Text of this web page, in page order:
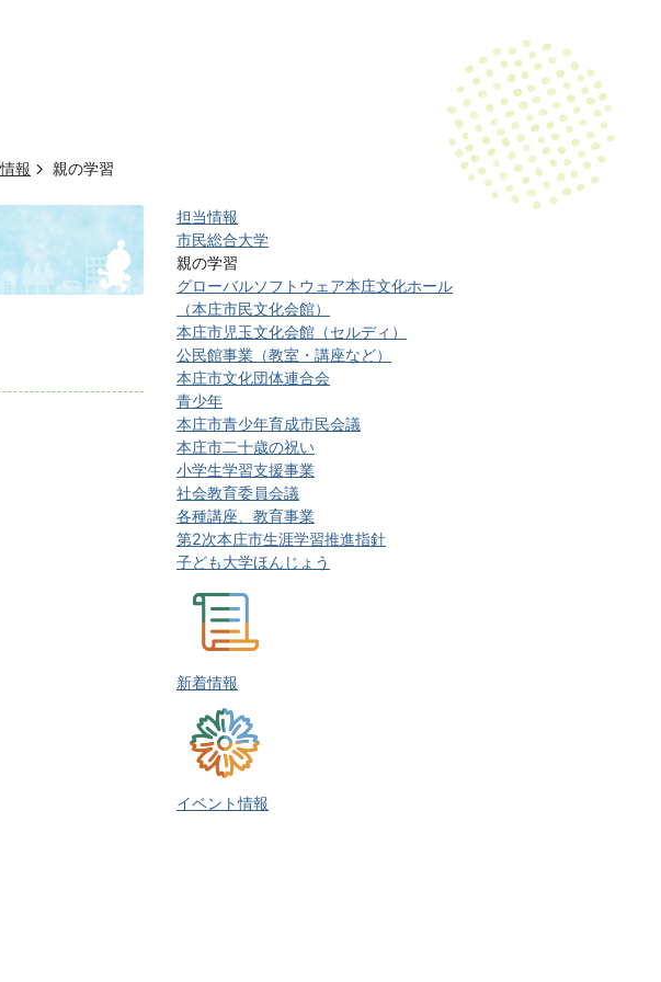
報 親の学習
担当情報
市民総合大学
親の学習
グローバルソフトウェア本庄文化ホール
（本庄市民文化会館）
本庄市児玉文化会館（セルディ）
公民館事業（教室・講座など）
本庄市文化団体連合会
青少年
本庄市青少年育成市民会議
本庄市二十歳の祝い
小学生学習支援事業
社会教育委員会議
各種講座、教育事業
第2次本庄市生涯学習推進指針
子ども大学ほんじょう
新着情報
イベント情報